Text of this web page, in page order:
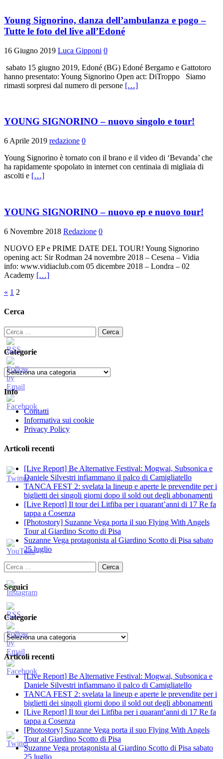
Young Signorino, danza dell’ambulanza e pogo –
Tutte le foto del live all’Edoné
16 Giugno 2019 Luca Gipponi 0
sabato 15 giugno 2019, Edoné (BG) Edoné Bergamo e Gattotoro
hanno presentato: Young Signorino Open act: DiTroppo Siamo
rimasti sorpresi dal numero di persone […]
YOUNG SIGNORINO – nuovo singolo e tour!
6 Aprile 2019 redazione 0
Young Signorino è tornato con il brano e il video di ‘Bevanda’ che
ha rapidamente spopolato in internet con centinaia di migliaia di
ascolti e […]
YOUNG SIGNORINO – nuovo ep e nuovo tour!
6 Novembre 2018 Redazione 0
NUOVO EP e PRIME DATE DEL TOUR! Young Signorino
opening act: Sir Rodman 24 novembre 2018 – Cesena – Vidia
info: www.vidiaclub.com 05 dicembre 2018 – Londra – 02
Academy […]
Paginazione
degli
« 1 2
Cerca
Ricerca
per:
Categorie
Categorie
Info
Contatti
Informativa sui cookie
Privacy Policy
Articoli recenti
[Live Report] Be Alternative Festival: Mogwai, Subsonica e
Daniele Silvestri infiammano il palco di Camigliatello
TANCA FEST 2: svelata la lineup e aperte le prevendite per i
biglietti dei singoli giorni dopo il sold out degli abbonamenti
[Live Report] Il tour dei Litfiba per i quarant’anni di 17 Re fa
tappa a Cosenza
[Photostory] Suzanne Vega porta il suo Flying With Angels
Tour al Giardino Scotto di Pisa
Suzanne Vega protagonista al Giardino Scotto di Pisa sabato
25 luglio
Ricerca
per:
Seguici
Categorie
Categorie
Articoli recenti
[Live Report] Be Alternative Festival: Mogwai, Subsonica e
Daniele Silvestri infiammano il palco di Camigliatello
TANCA FEST 2: svelata la lineup e aperte le prevendite per i
biglietti dei singoli giorni dopo il sold out degli abbonamenti
[Live Report] Il tour dei Litfiba per i quarant’anni di 17 Re fa
tappa a Cosenza
[Photostory] Suzanne Vega porta il suo Flying With Angels
Tour al Giardino Scotto di Pisa
Suzanne Vega protagonista al Giardino Scotto di Pisa sabato
25 luglio